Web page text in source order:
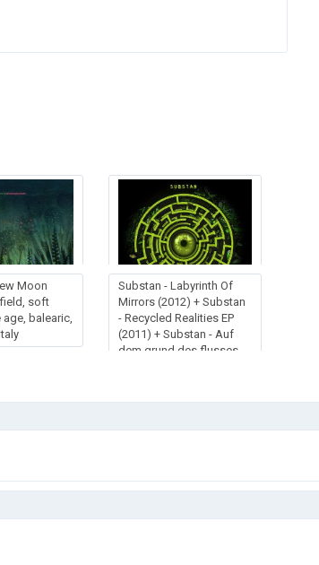
Moon
soft
balearic,
Substan - Labyrinth Of
Mirrors (2012) + Substan
- Recycled Realities EP
(2011) + Substan - Auf
dem grund des flusses